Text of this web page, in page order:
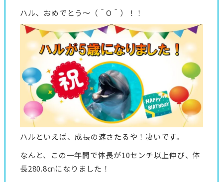
ハル、おめでとう～（＾O＾）！！
ハルといえば、成長の速さたるや！凄いです。
なんと、この一年間で体長が10センチ以上伸び、体
長280.8㎝になりました！